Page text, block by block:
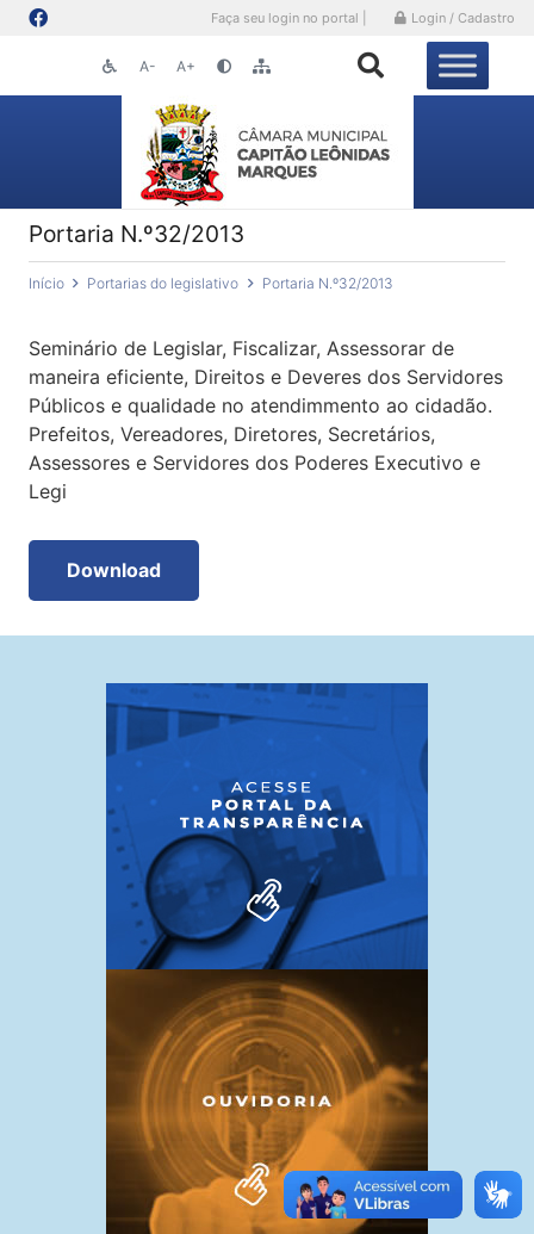
Faça seu login no portal | Login / Cadastro
A- A+
Portaria N.º32/2013
Início Portarias do legislativo Portaria N.º32/2013
Seminário de Legislar, Fiscalizar, Assessorar de
maneira eficiente, Direitos e Deveres dos Servidores
Públicos e qualidade no atendimmento ao cidadão.
Prefeitos, Vereadores, Diretores, Secretários,
Assessores e Servidores dos Poderes Executivo e
Legi
Download